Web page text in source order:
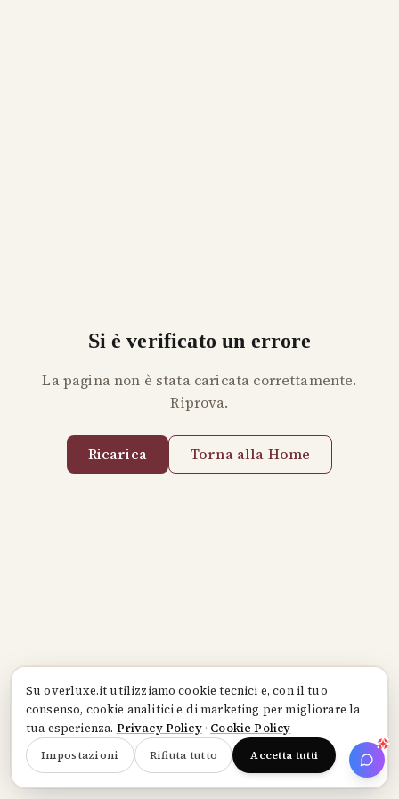
Suoverluxe.itutilizziamo cookie tecnici e, con il tuo
consenso, cookie analitici e di marketing per migliorare la
tua esperienza. Privacy Policy· Cookie Policy
Impostazioni Rifiuta tutto Accetta tutti
Si è verificato un errore
La pagina non è stata caricata correttamente.
Riprova.
Ricarica Torna alla Home